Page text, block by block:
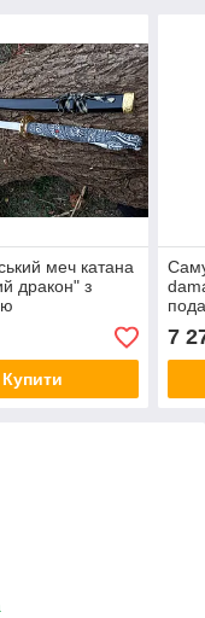
меч катана
дракон" з
Купити
7